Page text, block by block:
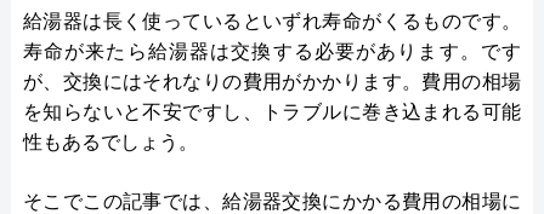
給湯器は長く使っているといずれ寿命がくるものです。
寿命が来たら給湯器は交換する必要があります。です
が、交換にはそれなりの費用がかかります。費用の相場
を知らないと不安ですし、トラブルに巻き込まれる可能
性もあるでしょう。
そこでこの記事では、給湯器交換にかかる費用の相場に